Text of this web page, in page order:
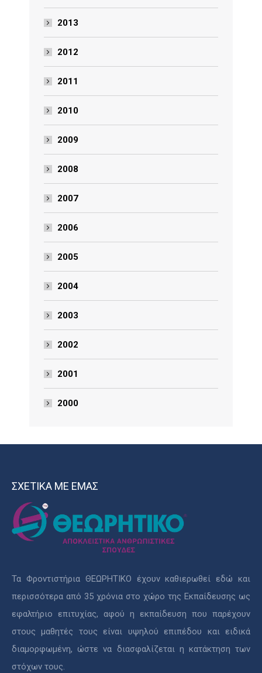
2013
2012
2011
2010
2009
2008
2007
2006
2005
2004
2003
2002
2001
2000
ΣΧΕΤΙΚΑ ΜΕ ΕΜΑΣ
Τα Φροντιστήρια ΘΕΩΡΗΤΙΚΟ έχουν καθιερωθεί εδώ και
περισσότερα από 35 χρόνια στο χώρο της Εκπαίδευσης ως
εφαλτήριο επιτυχίας, αφού η εκπαίδευση που παρέχουν
στους μαθητές τους είναι υψηλού επιπέδου και ειδικά
διαμορφωμένη, ώστε να διασφαλίζεται η κατάκτηση των
στόχων τους.